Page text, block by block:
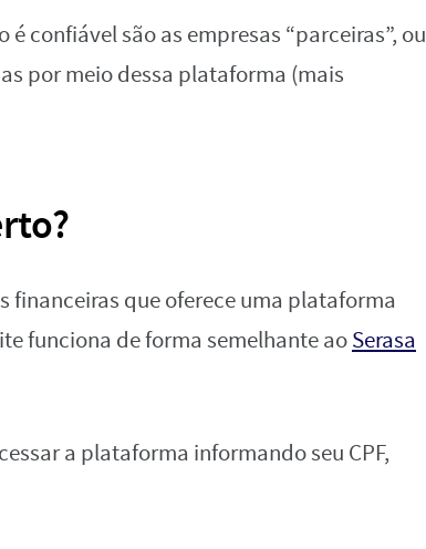
confiável são as empresas “parceiras”, ou
por meio dessa plataforma (mais
financeiras que oferece uma plataforma
funciona de forma semelhante aoSerasa
a plataforma informando seu CPF,